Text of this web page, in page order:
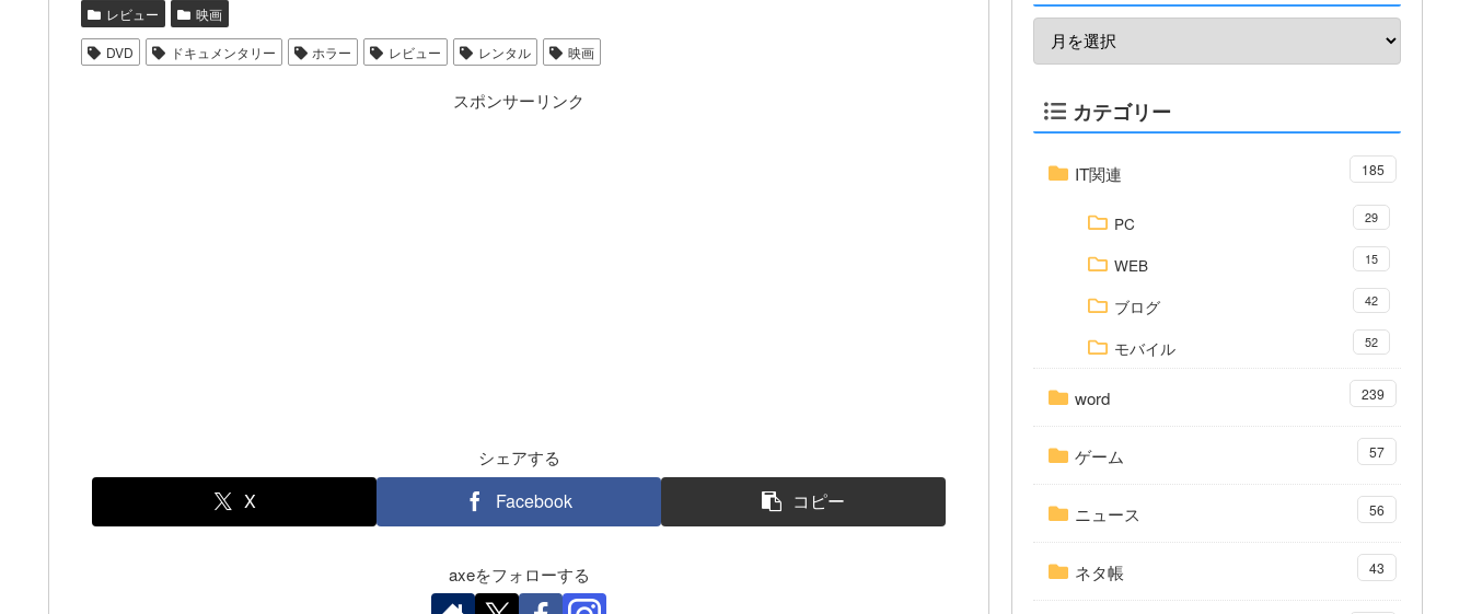
レビュー 映画
DVD ドキュメンタリー ホラー レビュー レンタル 映画
スポンサーリンク
シェアする
X Facebook コピー
axeをフォローする
カテゴリー
IT関連 185
PC 29
WEB 15
ブログ 42
モバイル 52
word 239
ゲーム 57
ニュース 56
ネタ帳 43